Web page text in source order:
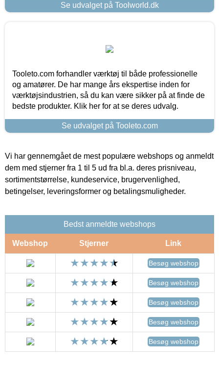
Se udvalget på Toolworld.dk
Tooleto.com forhandler værktøj til både professionelle
og amatører. De har mange års ekspertise inden for
værktøjsindustrien, så du kan være sikker på at finde de
bedste produkter. Klik her for at se deres udvalg.
Se udvalget på Tooleto.com
Vi har gennemgået de mest populære webshops og anmeldt
dem med stjerner fra 1 til 5 ud fra bl.a. deres prisniveau,
sortimentstørrelse, kundeservice, brugervenlighed,
betingelser, leveringsformer og betalingsmuligheder.
Bedst anmeldte webshops
Webshop Stjerner Link
Besøg webshop
Besøg webshop
Besøg webshop
Besøg webshop
Besøg webshop